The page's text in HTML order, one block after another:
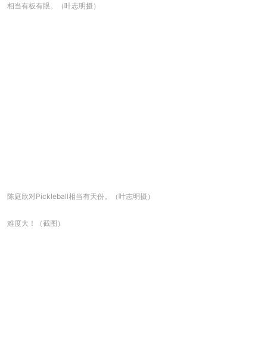
相当有板有眼。（叶志明摄）
陈庭欣对Pickleball相当有天份。（叶志明摄）
难度大！（截图）